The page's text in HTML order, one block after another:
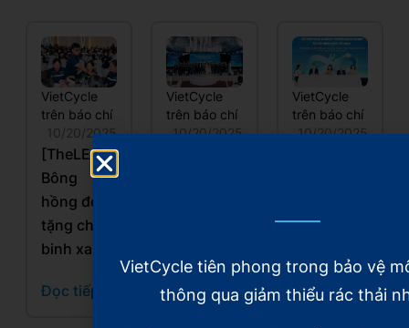
VietCycle
trên báo chí
10/20/2025
[TheLEADER]
Bông
hồng đỏ
tặng chiến
binh xanh
Đọc tiếp
VietCycle
trên báo chí
10/20/2025
hồi sinh
rác thải
VietCycle
trên báo chí
10/20/2025
“Chiến
và hành
trình 5
VietCycle tiên phong trong bảo vệ
thông qua giảm thiểu rác thải